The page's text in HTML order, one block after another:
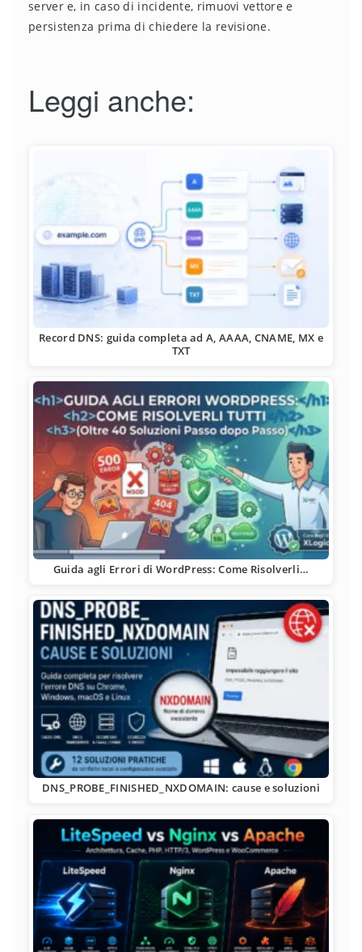
server e, in caso di incidente, rimuovi vettore e
persistenza prima di chiedere la revisione.
Leggi anche:
Record DNS: guida completa ad A, AAAA, CNAME, MX e
TXT
Guida agli Errori di WordPress: Come Risolverli…
DNS_PROBE_FINISHED_NXDOMAIN: cause e soluzioni